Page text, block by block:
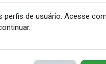
de usuário. Acesse